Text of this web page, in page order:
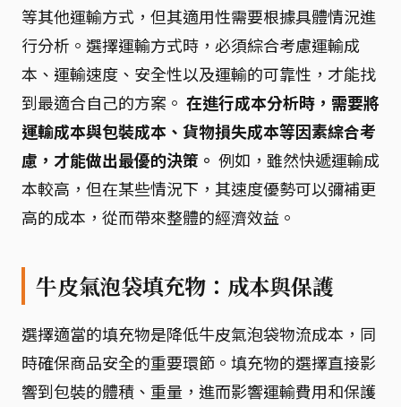
等其他運輸方式，但其適用性需要根據具體情況進
行分析。選擇運輸方式時，必須綜合考慮運輸成
本、運輸速度、安全性以及運輸的可靠性，才能找
到最適合自己的方案。 在進行成本分析時，需要將
運輸成本與包裝成本、貨物損失成本等因素綜合考
慮，才能做出最優的決策。 例如，雖然快遞運輸成
本較高，但在某些情況下，其速度優勢可以彌補更
高的成本，從而帶來整體的經濟效益。
牛皮氣泡袋填充物：成本與保護
選擇適當的填充物是降低牛皮氣泡袋物流成本，同
時確保商品安全的重要環節。填充物的選擇直接影
響到包裝的體積、重量，進而影響運輸費用和保護